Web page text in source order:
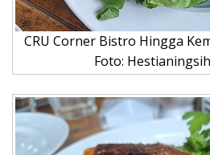
CRU Corner Bistro Hingga
Foto: